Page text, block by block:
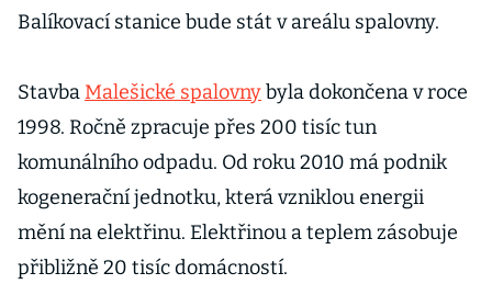
Balíkovací stanice bude stát v areálu spalovny.
Stavba Malešické spalovnybyla dokončena v roce
1998. Ročně zpracuje přes 200 tisíc tun
komunálního odpadu. Od roku 2010 má podnik
kogenerační jednotku, která vzniklou energii
mění na elektřinu. Elektřinou a teplem zásobuje
přibližně 20 tisíc domácností.